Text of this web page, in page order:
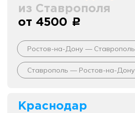
из Ставрополя
от 4500 c
Ростов-на-Дону — Ставрополь
Ставрополь — Ростов-на-Дону
Краснодар